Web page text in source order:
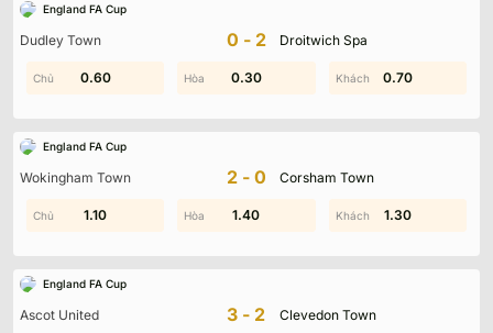
England FA Cup
Dudley Town 0-2 Droitwich Spa
2.00 1.50 0.60
0.60 0.30 0.70
England FA Cup
Wokingham Town 2-0 Corsham Town
1.60 1.90 0.30
1.10 1.40 1.30
England FA Cup
Ascot United 3-2 Clevedon Town
bóng đá toàn cầu với những trận cầu kịch tính và sự góp mặt
bất ngờ lớn cục diện bảng xếp hạng thay đổi liên tục qua từng